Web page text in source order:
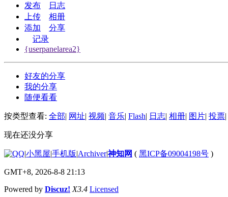
发布
日志
上传
相册
添加
分享
记录
{userpanelarea2}
好友的分享
我的分享
随便看看
按类型查看: 全部| 网址| 视频| 音乐| Flash| 日志| 相册| 图片| 投票|
现在还没分享
|小黑屋|手机版|Archiver|神知网 ( 黑ICP备09004198号 )
GMT+8, 2026-8-8 21:13
Powered by Discuz! X3.4 Licensed